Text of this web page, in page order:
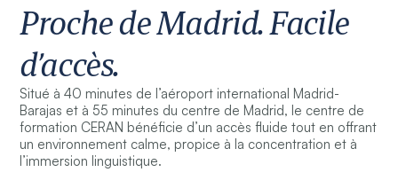
Proche de Madrid. Facile
d’accès.
Situé à 40 minutes de l’aéroport international Madrid-
Barajas et à 55 minutes du centre de Madrid, le centre de
formation CERAN bénéficie d’un accès fluide tout en offrant
un environnement calme, propice à la concentration et à
l’immersion linguistique.